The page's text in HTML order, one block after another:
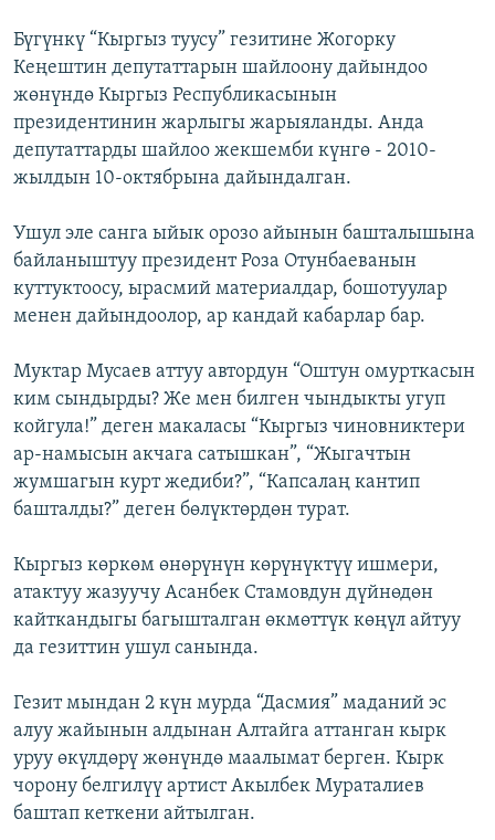
Бүгүнкү “Кыргыз туусу” гезитине Жогорку
Кеңештин депутаттарын шайлоону дайындоо
жөнүндө Кыргыз Республикасынын
президентинин жарлыгы жарыяланды. Анда
депутаттарды шайлоо жекшемби күнгө - 2010-
жылдын 10-октябрына дайындалган.
Ушул эле санга ыйык орозо айынын башталышына
байланыштуу президент Роза Отунбаеванын
куттуктоосу, ырасмий материалдар, бошотуулар
менен дайындоолор, ар кандай кабарлар бар.
Муктар Мусаев аттуу автордун “Оштун омурткасын
ким сындырды? Же мен билген чындыкты угуп
койгула!” деген макаласы “Кыргыз чиновниктери
ар-намысын акчага сатышкан”, “Жыгачтын
жумшагын курт жедиби?”, “Капсалаң кантип
башталды?” деген бөлүктөрдөн турат.
Кыргыз көркөм өнөрүнүн көрүнүктүү ишмери,
атактуу жазуучу Асанбек Стамовдун дүйнөдөн
кайткандыгы багышталган өкмөттүк көңүл айтуу
да гезиттин ушул санында.
Гезит мындан 2 күн мурда “Дасмия” маданий эс
алуу жайынын алдынан Алтайга аттанган кырк
уруу өкүлдөрү жөнүндө маалымат берген. Кырк
чорону белгилүү артист Акылбек Мураталиев
баштап кеткени айтылган.